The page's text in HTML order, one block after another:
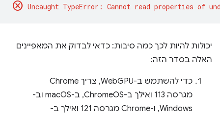
cancel
יכולות להיות לכך כמה סיבות: כדאי לבדוק את המאפיינים
האלה בסדר הזה:
כדי להשתמש ב-WebGPU, צריך Chrome
מגרסה 113 ואילך ב-ChromeOS, ב-macOS וב-
Windows, ו-Chrome מגרסה 121 ואילך ב-